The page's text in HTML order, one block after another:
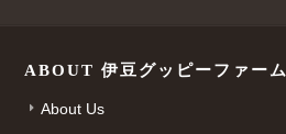
ABOUT 伊豆グッピーファーム
About Us